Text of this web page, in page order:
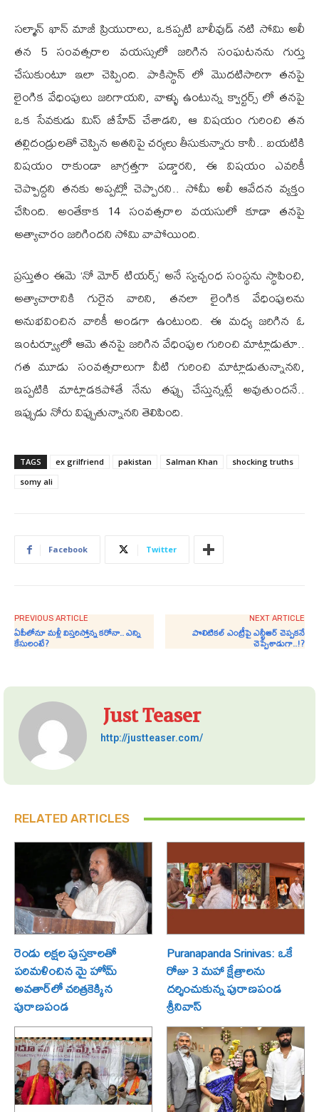
సల్మాన్ ఖాన్ మాజీ ప్రియురాలు, ఒకప్పటి బాలీవుడ్ నటి సోమి అలీ
తన 5 సంవత్సరాల వయస్సులో జరిగిన సంఘటనను గుర్తు
చేసుకుంటూ ఇలా చెప్పింది. పాకిస్థాన్ లో మొదటిసారిగా తనపై
లైంగిక వేధింపులు జరిగాయని, వాళ్ళు ఉంటున్న క్వార్టర్స్ లో తనపై
ఒక సేవకుడు మిస్ బీహేవ్ చేశాడని, ఆ విషయం గురించి తన
తల్లిదండ్రులతో చెప్పిన అతనిపై చర్యలు తీసుకున్నారు కానీ.. బయటికి
విషయం రాకుండా జాగ్రత్తగా పడ్డారని, ఈ విషయం ఎవరికీ
చెప్పొద్దని తనకు అప్పట్లో చెప్పారని.. సోమీ అలీ ఆవేదన వ్యక్తం
చేసింది. అంతేకాక 14 సంవత్సరాల వయసులో కూడా తనపై
అత్యాచారం జరిగిందని సోమి వాపోయింది.
ప్రస్తుతం ఈమె ‘నో మోర్ టియర్స్’ అనే స్వచ్చంధ సంస్థను స్థాపించి,
అత్యాచారానికి గురైన వారిని, తనలా లైంగిక వేధింపులను
అనుభవించిన వారికీ అండగా ఉంటుంది. ఈ మధ్య జరిగిన ఓ
ఇంటర్వ్యూలో ఆమె తనపై జరిగిన వేధింపుల గురించి మాట్లాడుతూ..
గత మూడు సంవత్సరాలుగా వీటి గురించి మాట్లాడుతున్నానని,
ఇప్పటికి మాట్లాడకపోతే నేను తప్పు చేస్తున్నట్లే అవుతుందనే..
ఇప్పుడు నోరు విప్పుతున్నానని తెలిపింది.
TAGS ex grilfriend pakistan Salman Khan
shocking truths
somy ali
Facebook Twitter
PREVIOUS ARTICLE
ఏపీలోనూ మళ్లీ విస్తరిస్తోన్న కరోనా.. ఎన్ని
కేసులంటే?
NEXT ARTICLE
పొలిటికల్ ఎంట్రీపై ఎన్టీఆర్ చెప్పకనే
చెప్పేశాడుగా..!?
Just Teaser
http://justteaser.com/
RELATED ARTICLES
రెండు లక్షల పుస్తకాలతో
పరిమళించిన మై హోమ్
అవతార్‌లో చరిత్రకెక్కిన
పురాణపండ
Puranapanda Srinivas: ఒకే
రోజు 3 మహా క్షేత్రాలను
దర్శించుకున్న పురాణపండ
శ్రీనివాస్